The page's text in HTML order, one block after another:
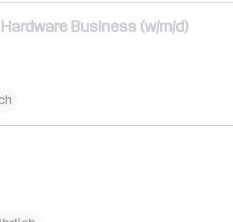
Business (w/m/d)